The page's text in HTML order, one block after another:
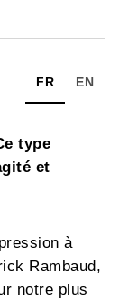
FR EN
type
et
à
Rambaud,
notre plus